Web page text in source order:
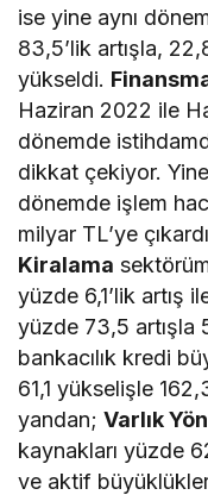
ise yine aynı
83,5’lik artışla,
yükseldi.
Haziran 2022 ile
dönemde
dikkat çekiyor.
dönemde işlem
milyar TL’ye
Kiralama
yüzde 6,1’lik artış
yüzde 73,5 artışla
bankacılık kredi
61,1 yükselişle
yandan;Varlık
kaynakları yüzde
ve aktif